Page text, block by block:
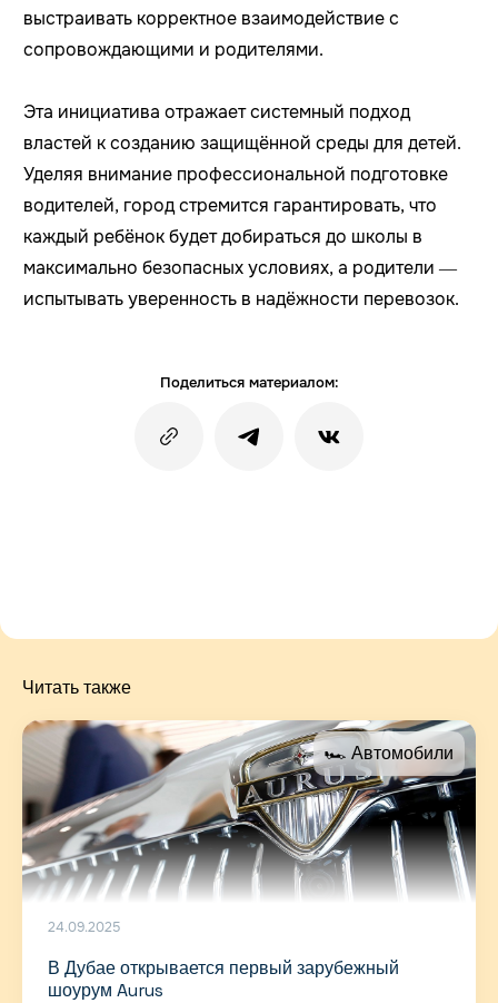
выстраивать корректное взаимодействие с
сопровождающими и родителями.
Эта инициатива отражает системный подход
властей к созданию защищённой среды для детей.
Уделяя внимание профессиональной подготовке
водителей, город стремится гарантировать, что
каждый ребёнок будет добираться до школы в
максимально безопасных условиях, а родители —
испытывать уверенность в надёжности перевозок.
Поделиться материалом:
Читать также
🏎 Автомобили
24.09.2025
В Дубае открывается первый зарубежный
шоурум Aurus